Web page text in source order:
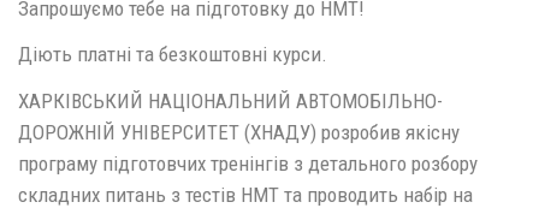
Запрошуємо тебе на підготовку до НМТ!
Діють платні та безкоштовні курси.
ХАРКІВСЬКИЙ НАЦІОНАЛЬНИЙ АВТОМОБІЛЬНО-
ДОРОЖНІЙ УНІВЕРСИТЕТ (ХНАДУ) розробив якісну
програму підготовчих тренінгів з детального розбору
складних питань з тестів НМТ та проводить набір на